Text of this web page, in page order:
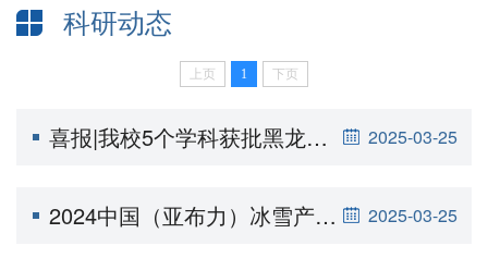
科研动态
当前位置： 首页>
上页 1 下页
2025-03-25
喜报|我校5个学科获批黑龙江省专业技术领军人才梯队
2025-03-25
2024中国（亚布力）冰雪产业创新大会暨第五届中国冰雪运动发展高层论坛隆重开幕